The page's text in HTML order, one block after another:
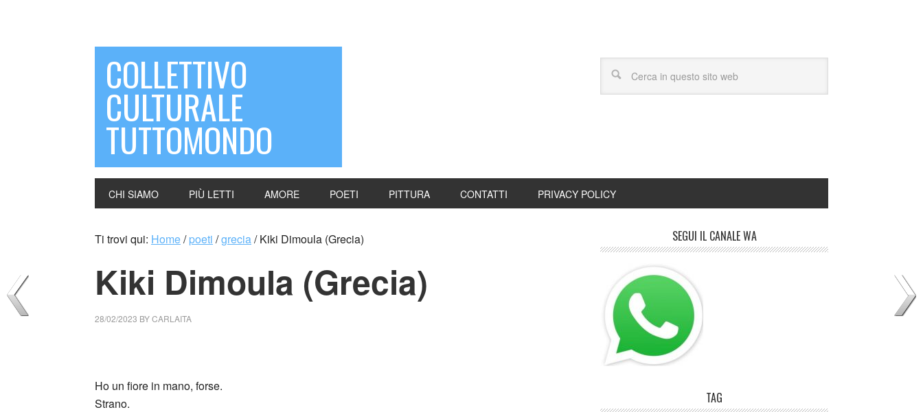
COLLETTIVO
CULTURALE
TUTTOMONDO
CHI SIAMO PIÙ LETTI AMORE POETI PITTURA CONTATTI PRIVACY POLICY
Ti trovi qui: Home/ poeti /grecia/Kiki Dimoula (Grecia)
Kiki Dimoula (Grecia)
28/02/2023 BYCARLAITA
Ho un fiore in mano, forse.
Strano.
SEGUI IL CANALE WA
TAG